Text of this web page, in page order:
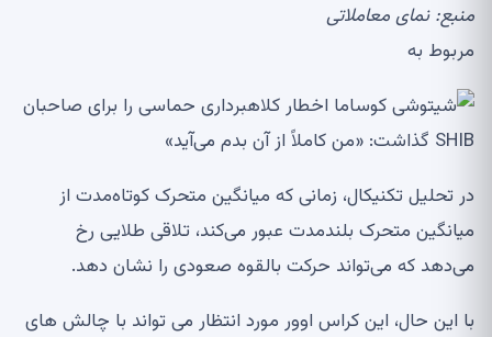
منبع:نمای معاملاتی
مربوط به
در تحلیل تکنیکال، زمانی که میانگین متحرک کوتاه‌مدت از
میانگین متحرک بلندمدت عبور می‌کند، تلاقی طلایی رخ
می‌دهد که می‌تواند حرکت بالقوه صعودی را نشان دهد.
با این حال، این کراس اوور مورد انتظار می تواند با چالش های